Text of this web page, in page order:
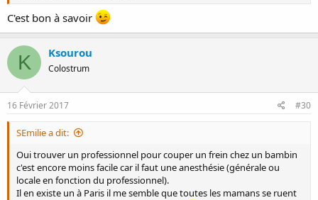
C'est bon à savoir
K Ksourou
Colostrum
16 Février 2017 #30
SEmilie a dit:
Oui trouver un professionnel pour couper un frein chez un bambin
c'est encore moins facile car il faut une anesthésie (générale ou
locale en fonction du professionnel).
Il en existe un à Paris il me semble que toutes les mamans se ruent